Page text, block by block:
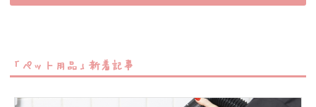
「ペット用品」新着記事